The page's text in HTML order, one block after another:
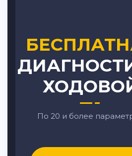
По 20 и более